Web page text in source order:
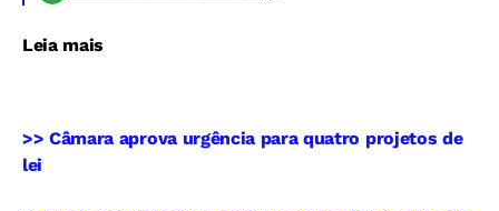
Leia mais
>> Câmara aprova urgência para quatro projetos de
lei